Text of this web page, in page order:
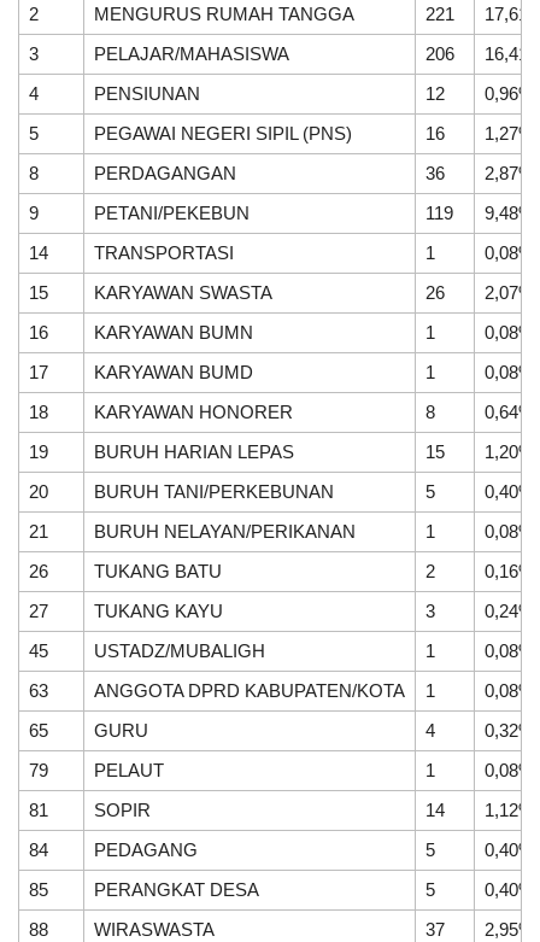
LAPAK NAGARI GALERI FOTO INVENTARIS DATA STUNTING
DATA PETA ARSIP ARTIKEL
2
MENGURUS RUMAH TANGGA 221
3
PELAJAR/MAHASISWA 206
4
PENSIUNAN 12
0,96%
5
PEGAWAI NEGERI SIPIL (PNS) 16
1,27%
8
PERDAGANGAN 36
2,87%
9
PETANI/PEKEBUN 119
9,48%
14
TRANSPORTASI 1
0,08%
15
KARYAWAN SWASTA 26
2,07%
16
KARYAWAN BUMN 1
0,08%
17
KARYAWAN BUMD 1
0,08%
18
KARYAWAN HONORER 8
0,64%
19
BURUH HARIAN LEPAS 15
1,20%
20
BURUH TANI/PERKEBUNAN 5
0,40%
21
BURUH NELAYAN/PERIKANAN 1
0,08%
26
TUKANG BATU 2
0,16%
27
TUKANG KAYU 3
0,24%
45
USTADZ/MUBALIGH 1
0,08%
63
ANGGOTA DPRD KABUPATEN/KOTA 1
0,08%
65
GURU 4
0,32%
79
PELAUT 1
0,08%
81
SOPIR 14
1,12%
84
PEDAGANG 5
0,40%
85
PERANGKAT DESA 5
0,40%
88
WIRASWASTA 37
2,95%
Kegiatan
Safari
Ramadhan
di
Nagari
Supayang
23